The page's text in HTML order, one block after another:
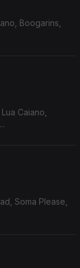
Boogarins,
Caiano,
Soma Please,